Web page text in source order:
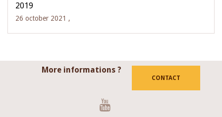
2019
26 october 2021 ,
More informations ?
CONTACT